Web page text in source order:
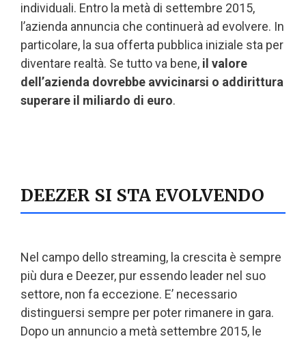
individuali. Entro la metà di settembre 2015,
l’azienda annuncia che continuerà ad evolvere. In
particolare, la sua offerta pubblica iniziale sta per
diventare realtà. Se tutto va bene, il valore
dell’azienda dovrebbe avvicinarsi o addirittura
superare il miliardo di euro.
DEEZER SI STA EVOLVENDO
Nel campo dello streaming, la crescita è sempre
più dura e Deezer, pur essendo leader nel suo
settore, non fa eccezione. E’ necessario
distinguersi sempre per poter rimanere in gara.
Dopo un annuncio a metà settembre 2015, le